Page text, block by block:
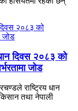
दिवस २०८३ को
जोड
राष्ट्रिय धान
तथा नेपाली